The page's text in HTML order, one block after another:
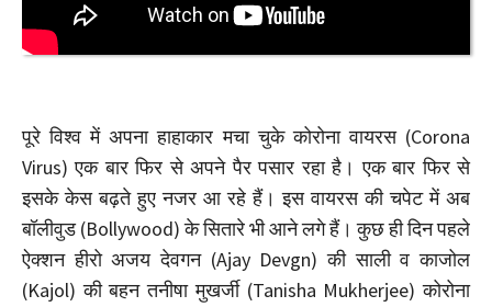
पूरे विश्व में अपना हाहाकार मचा चुके कोरोना वायरस (Corona
Virus) एक बार फिर से अपने पैर पसार रहा है। एक बार फिर से
इसके केस बढ़ते हुए नजर आ रहे हैं। इस वायरस की चपेट में अब
बॉलीवुड (Bollywood) के सितारे भी आने लगे हैं। कुछ ही दिन पहले
ऐक्शन हीरो अजय देवगन (Ajay Devgn) की साली व काजोल
(Kajol) की बहन तनीषा मुखर्जी (Tanisha Mukherjee) कोरोना